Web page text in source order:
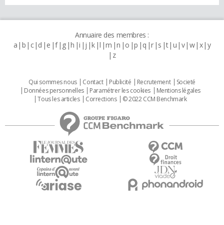
Annuaire des membres :
a b c d e f g h i j k l m n o p q r s t u v w x y
z
Qui sommes nous Contact Publicité Recrutement
Societé
Données personnelles
Paramétrer les cookies
Mentions légales
Tous les articles
Corrections © 2022 CCM Benchmark